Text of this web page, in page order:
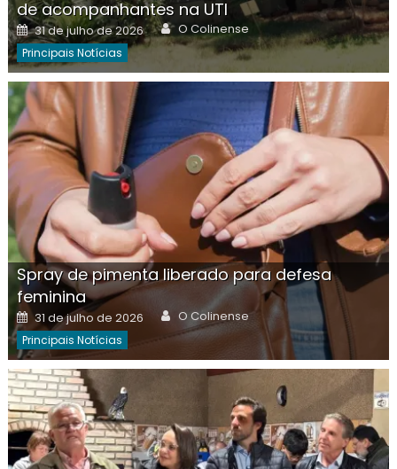
de acompanhantes na UTI
Posted
on
31 de julho de 2026 Author
O Colinense
Principais Notícias
Spray de pimenta liberado para defesa
feminina
Posted
on
31 de julho de 2026 Author
O Colinense
Principais Notícias